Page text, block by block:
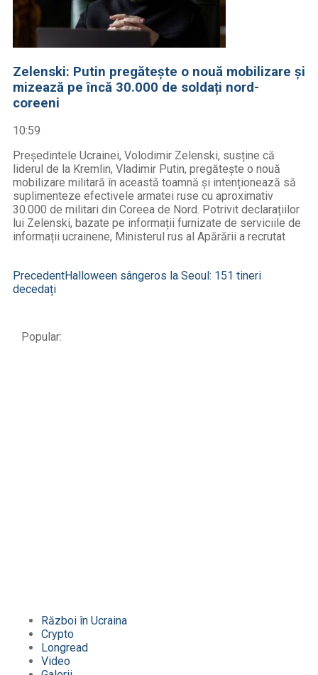
Zelenski: Putin pregătește o nouă mobilizare și
mizează pe încă 30.000 de soldați nord-
coreeni
10:59
Președintele Ucrainei, Volodimir Zelenski, susține că
liderul de la Kremlin, Vladimir Putin, pregătește o nouă
mobilizare militară în această toamnă și intenționează să
suplimenteze efectivele armatei ruse cu aproximativ
30.000 de militari din Coreea de Nord. Potrivit declarațiilor
lui Zelenski, bazate pe informații furnizate de serviciile de
informații ucrainene, Ministerul rus al Apărării a recrutat
PrecedentHalloween sângeros la Seoul: 151 tineri
decedați
Popular:
Război în Ucraina
Crypto
Longread
Video